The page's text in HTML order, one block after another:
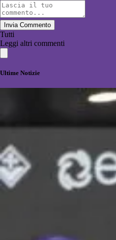
Invia Commento
Tutti
Leggi altri commenti
Ultime Notizie